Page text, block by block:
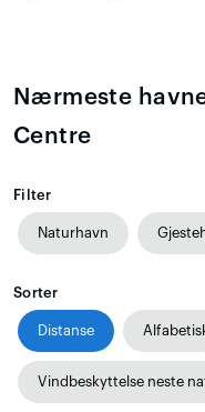
Nærmeste
Centre
Filter
Naturhavn
Sorter
Distanse
Vindbeskyttelse neste